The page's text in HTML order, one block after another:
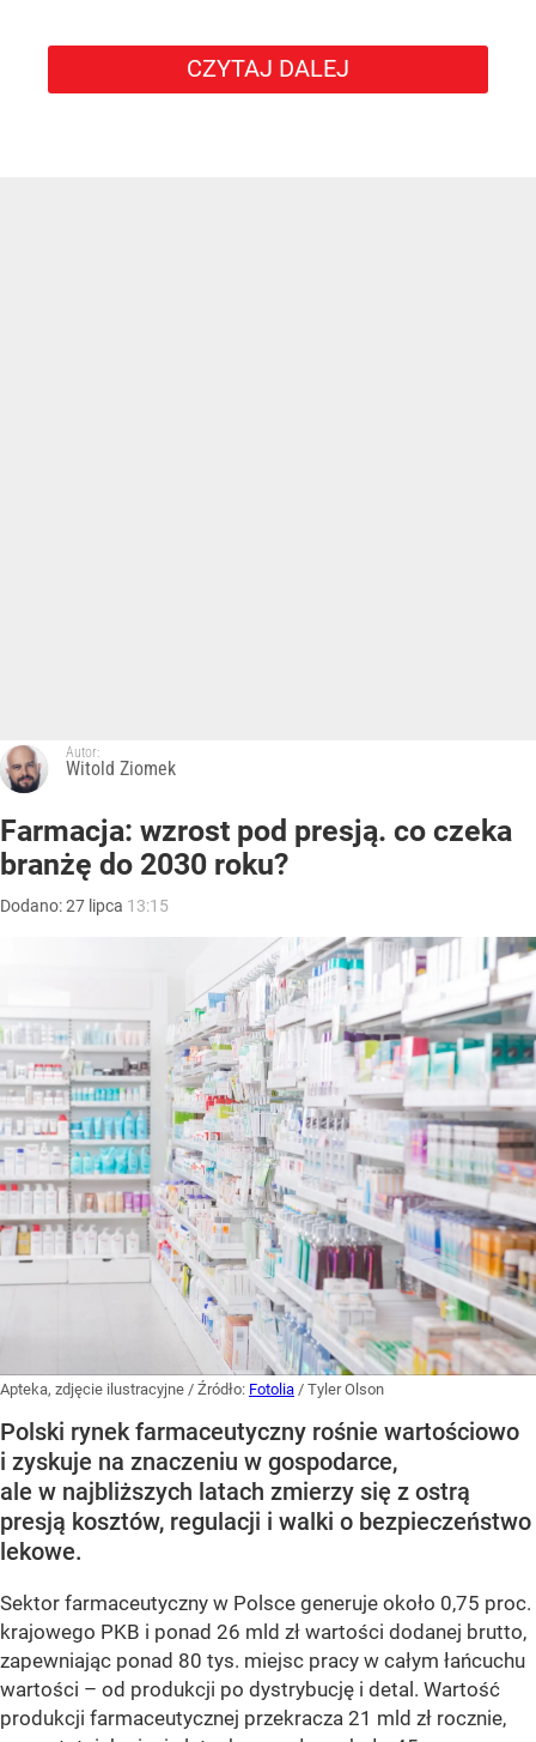
CZYTAJ DALEJ
Autor:
Witold Ziomek
Farmacja: wzrost pod presją. co czeka
branżę do 2030 roku?
Dodano:27 lipca 13:15
Apteka, zdjęcie ilustracyjne / Źródło: Fotolia / Tyler Olson
Polski rynek farmaceutyczny rośnie wartościowo
i zyskuje na znaczeniu w gospodarce,
ale w najbliższych latach zmierzy się z ostrą
presją kosztów, regulacji i walki o bezpieczeństwo
lekowe.
Sektor farmaceutyczny w Polsce generuje około 0,75 proc.
krajowego PKB i ponad 26 mld zł wartości dodanej brutto,
zapewniając ponad 80 tys. miejsc pracy w całym łańcuchu
wartości – od produkcji po dystrybucję i detal. Wartość
produkcji farmaceutycznej przekracza 21 mld zł rocznie,